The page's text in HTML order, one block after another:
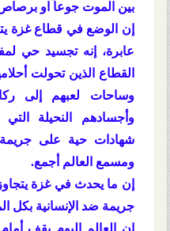
بين الموت جوعاً او برصاص
إن الوضع في قطاع غزة
عابرة، إنه تجسيد حي
القطاع الذين تحولت
وساحات لعبهم إلى
وأجسادهم النحيلة
شهادات حية على
ومسمع العالم أجمع.
إن ما يحدث في غزة
جريمة ضد الإنسانية بكل
إن العالم اليوم يقف